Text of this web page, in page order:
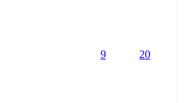
9 20